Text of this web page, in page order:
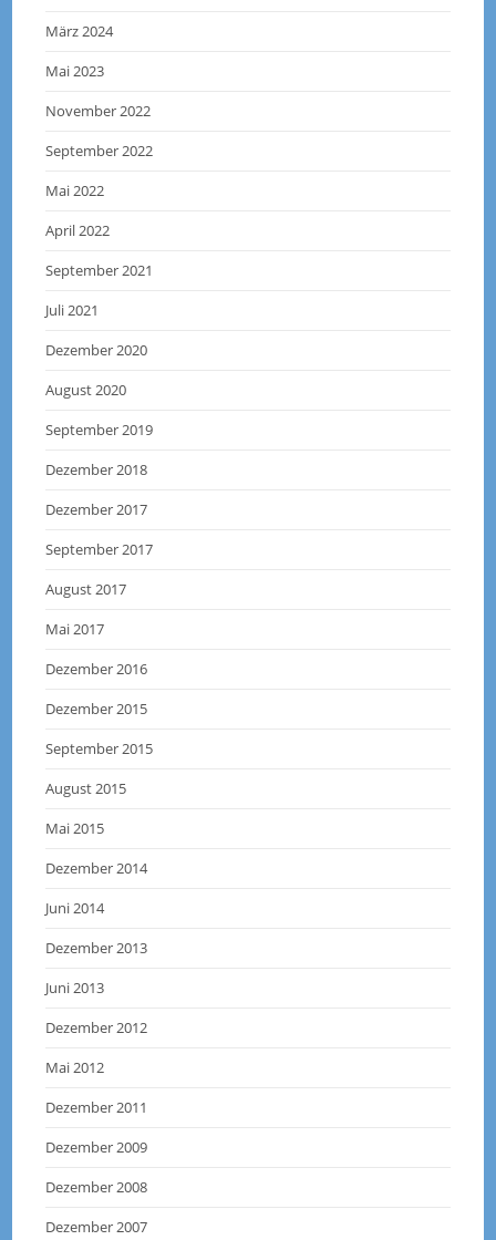
März 2024
Mai 2023
November 2022
September 2022
Mai 2022
April 2022
September 2021
Juli 2021
Dezember 2020
August 2020
September 2019
Dezember 2018
Dezember 2017
September 2017
August 2017
Mai 2017
Dezember 2016
Dezember 2015
September 2015
August 2015
Mai 2015
Dezember 2014
Juni 2014
Dezember 2013
Juni 2013
Dezember 2012
Mai 2012
Dezember 2011
Dezember 2009
Dezember 2008
Dezember 2007